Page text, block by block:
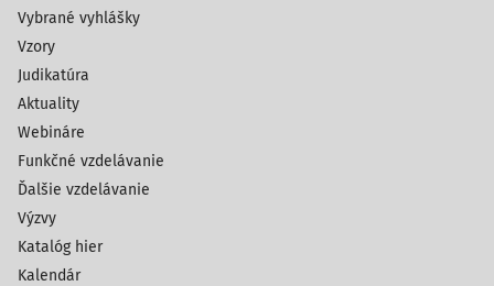
Vybrané vyhlášky
Vzory
Judikatúra
Aktuality
Webináre
Funkčné vzdelávanie
Ďalšie vzdelávanie
Výzvy
Katalóg hier
Kalendár